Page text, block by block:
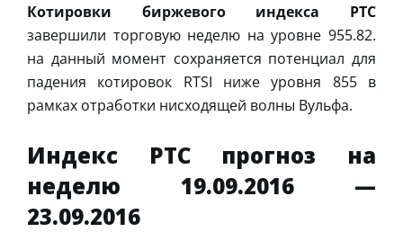
Котировки биржевого индекса РТС
завершили торговую неделю на уровне 955.82.
на данный момент сохраняется потенциал для
падения котировок RTSI ниже уровня 855 в
рамках отработки нисходящей волны Вульфа.
Индекс РТС прогноз на
неделю 19.09.2016 —
23.09.2016